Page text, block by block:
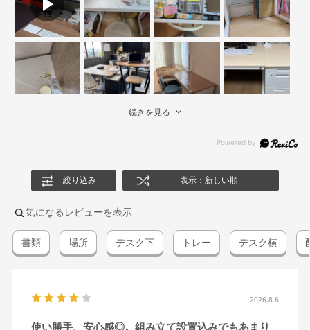
続きを見る
絞り込み 表示：新しい順
気になるレビューを表示
書類 場所 デスク下 トレー デスク横
2026.8.6
使い勝手、安心感◎。組み立て設置込みでもあまり